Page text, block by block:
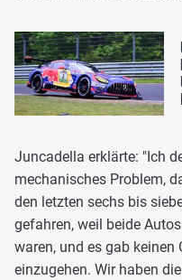
Juncadella erklärte: "Ich
mechanisches Problem,
den letzten sechs bis
gefahren, weil beide
waren, und es gab
einzugehen. Wir haben